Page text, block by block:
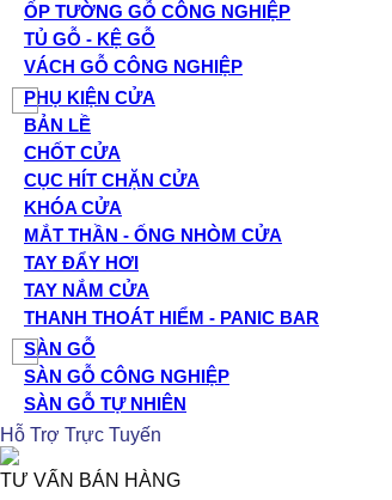
ỐP TƯỜNG GỖ CÔNG NGHIỆP
TỦ GỖ - KỆ GỖ
VÁCH GỖ CÔNG NGHIỆP
PHỤ KIỆN CỬA
BẢN LỀ
CHỐT CỬA
CỤC HÍT CHẶN CỬA
KHÓA CỬA
MẮT THẦN - ỐNG NHÒM CỬA
TAY ĐẨY HƠI
TAY NẮM CỬA
THANH THOÁT HIỂM - PANIC BAR
SÀN GỖ
SÀN GỖ CÔNG NGHIỆP
SÀN GỖ TỰ NHIÊN
Hỗ Trợ Trực Tuyến
TƯ VẤN BÁN HÀNG